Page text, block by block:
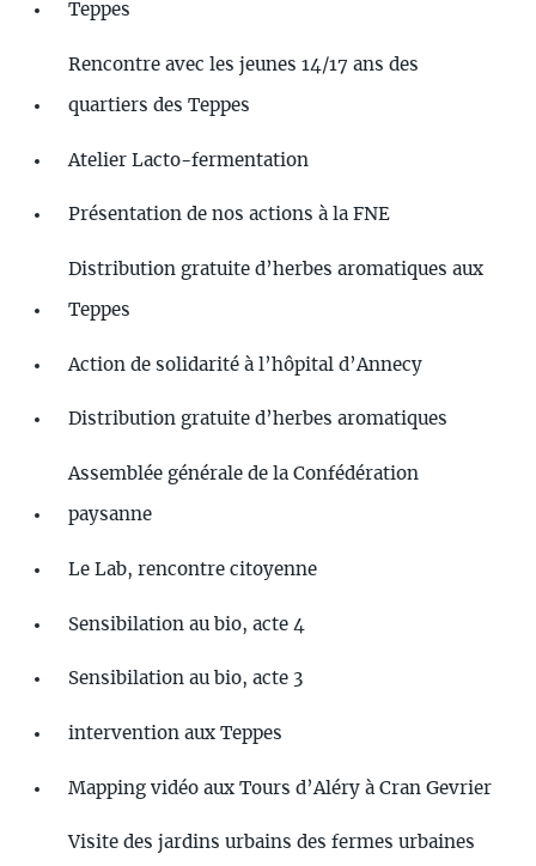
Teppes
Rencontre avec les jeunes 14/17 ans des
quartiers des Teppes
Atelier Lacto-fermentation
Présentation de nos actions à la FNE
Distribution gratuite d’herbes aromatiques aux
Teppes
Action de solidarité à l’hôpital d’Annecy
Distribution gratuite d’herbes aromatiques
Assemblée générale de la Confédération
paysanne
Le Lab, rencontre citoyenne
Sensibilation au bio, acte 4
Sensibilation au bio, acte 3
intervention aux Teppes
Mapping vidéo aux Tours d’Aléry à Cran Gevrier
Visite des jardins urbains des fermes urbaines